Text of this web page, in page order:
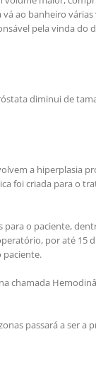
ao banheiro
pela vinda do
diminui de
a hiperplasia
foi criada para o
o paciente,
por até 15
chamada
passará a ser